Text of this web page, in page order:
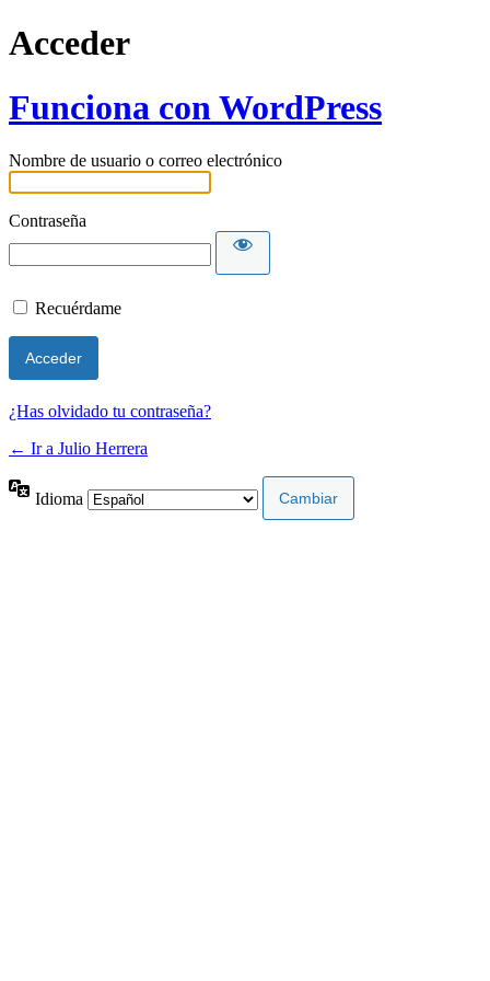
Acceder
Funciona con WordPress
Nombre de usuario o correo electrónico
Contraseña
Recuérdame
¿Has olvidado tu contraseña?
← Ir a Julio Herrera
Idioma